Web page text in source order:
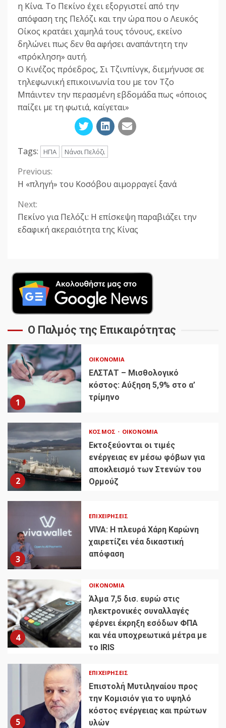
η Κίνα. Το Πεκίνο έχει εξοργιστεί από την
απόφαση της Πελόζι και την ώρα που ο Λευκός
Οίκος κρατάει χαμηλά τους τόνους, εκείνο
δηλώνει πως δεν θα αφήσει αναπάντητη την
«πρόκληση» αυτή.
Ο Κινέζος πρόεδρος, Σι Τζινπίνγκ, διεμήνυσε σε
τηλεφωνική επικοινωνία του με τον Τζο
Μπάιντεν την περασμένη εβδομάδα πως «όποιος
παίζει με τη φωτιά, καίγεται»
Tags: ΗΠΑ Νάνσι Πελόζι
Continue
Reading
Previous:
Η «πληγή» του Κοσόβου αιμορραγεί ξανά
Next:
Πεκίνο για Πελόζι: Η επίσκεψη παραβιάζει την
εδαφική ακεραιότητα της Κίνας
Ο Παλμός της Επικαιρότητας
1
ΟΙΚΟΝΟΜΊΑ
ΕΛΣΤΑΤ – Μισθολογικό
κόστος: Αύξηση 5,9% στο α’
τρίμηνο
2
ΚΌΣΜΟΣ ΟΙΚΟΝΟΜΊΑ
Εκτοξεύονται οι τιμές
ενέργειας εν μέσω φόβων για
αποκλεισμό των Στενών του
Ορμούζ
3
ΕΠΙΧΕΙΡΉΣΕΙΣ
VIVA: Η πλευρά Χάρη Καρώνη
χαιρετίζει νέα δικαστική
απόφαση
4
ΟΙΚΟΝΟΜΊΑ
Άλμα 7,5 δισ. ευρώ στις
ηλεκτρονικές συναλλαγές
φέρνει έκρηξη εσόδων ΦΠΑ
και νέα υποχρεωτικά μέτρα με
το IRIS
5
ΕΠΙΧΕΙΡΉΣΕΙΣ
Επιστολή Μυτιληναίου προς
την Κομισιόν για το υψηλό
κόστος ενέργειας και πρώτων
υλών